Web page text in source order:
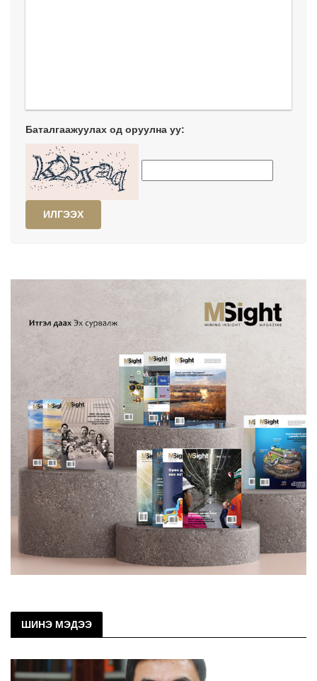
Баталгаажуулах од оруулна уу:
ИЛГЭЭХ
ШИНЭ МЭДЭЭ